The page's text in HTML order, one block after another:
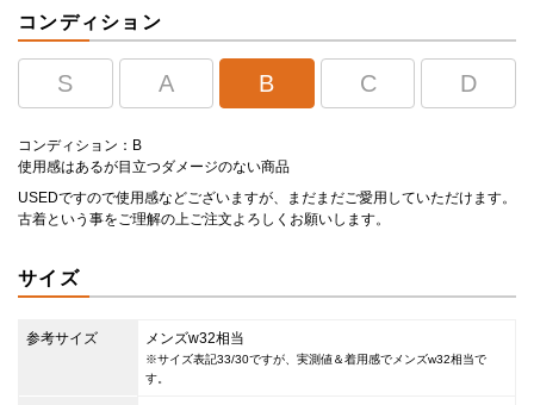
コンディション
S A B C D
コンディション：B
使用感はあるが目立つダメージのない商品
USEDですので使用感などございますが、まだまだご愛用していただけます。
古着という事をご理解の上ご注文よろしくお願いします。
サイズ
参考サイズ メンズw32相当
※サイズ表記33/30ですが、実測値＆着用感でメンズw32相当で
す。